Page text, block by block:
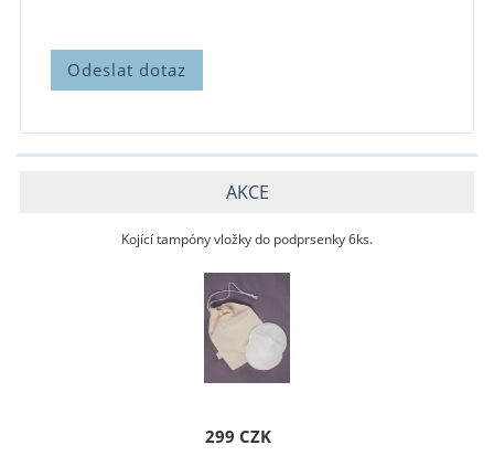
AKCE
Kojící tampóny vložky do podprsenky 6ks.
299 CZK